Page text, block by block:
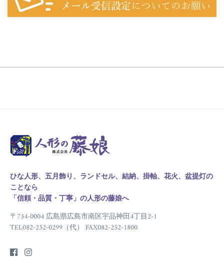
ひな人形、五月飾り、ランドセル、結納、掛軸、花火、盆提灯の
ことなら
「信頼・品質・丁寧」の人形の藤娘へ
〒734-0004 広島県広島市南区宇品神田4丁目2-1
TEL082-252-0299（代） FAX082-252-1800